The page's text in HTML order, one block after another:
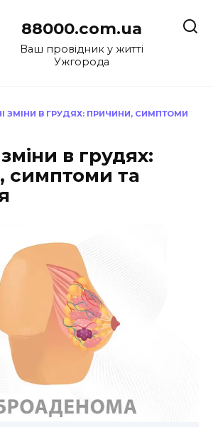
88000.com.ua
Ваш провідник у житті
Ужгорода
ЗМІНИ В ГРУДЯХ: ПРИЧИНИ, СИМПТОМИ
в грудях:
симптоми та